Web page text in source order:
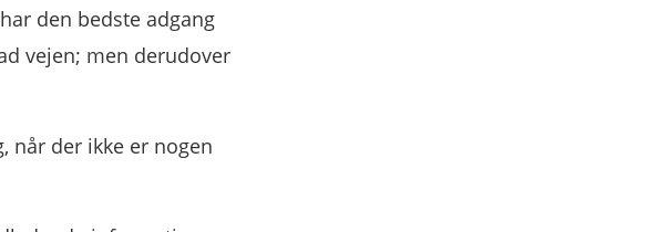
den bedste adgang
vejen; men derudover
når der ikke er nogen